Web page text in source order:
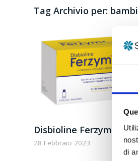
di
Tag Archivio per:
Disbioline Ferzym
28 Febbraio 2023